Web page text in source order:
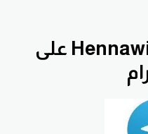
اشترك بقناة HennawiFx على